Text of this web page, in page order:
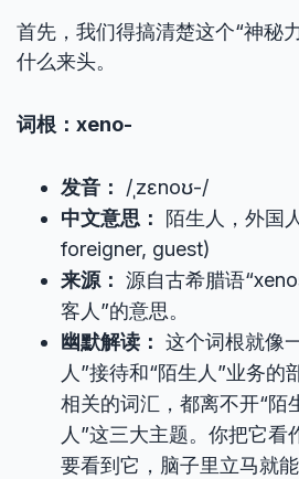
首先，我们得搞清楚这个“神秘
什么来头。
词根：xeno-
发音：
/ˌzɛnoʊ-/
中文意思：
陌生人，外国
foreigner, guest)
来源： 源自古希腊语
客人”的意思。
幽默解读： 这个词根就像
人”接待和“陌生人”业务的
相关的词汇，都离不开“陌
人”这三大主题。你把它看
要看到它，脑子里立马就